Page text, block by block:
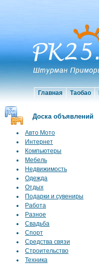
Главная Таобао
Доска объявлений
Авто Мото
Интернет
Компьютеры
Мебель
Недвижимость
Одежда
Отдых
Подарки и сувениры
Работа
Разное
Свадьба
Спорт
Средства связи
Строительство
Техника